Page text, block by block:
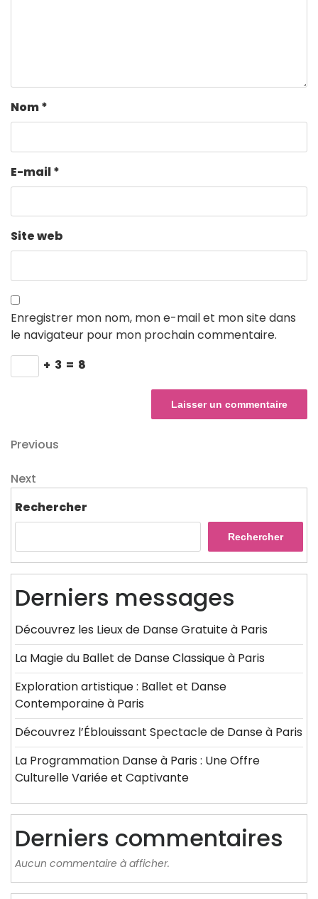
Nom*
E-mail*
Site web
Enregistrer mon nom, mon e-mail et mon site dans
le navigateur pour mon prochain commentaire.
+ 3 = 8
Navigation
de
l’article
Previous
Previous
Next
Next
Rechercher
Rechercher
Derniers messages
Découvrez les Lieux de Danse Gratuite à Paris
La Magie du Ballet de Danse Classique à Paris
Exploration artistique : Ballet et Danse
Contemporaine à Paris
Découvrez l’Éblouissant Spectacle de Danse à Paris
La Programmation Danse à Paris : Une Offre
Culturelle Variée et Captivante
Derniers commentaires
Aucun commentaire à afficher.